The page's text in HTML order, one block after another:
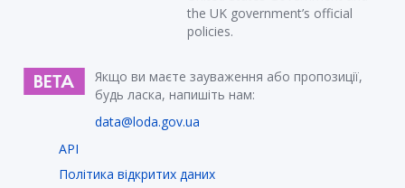
the UK government’s official
policies.
Якщо ви маєте зауваження або пропозиції,
будь ласка, напишіть нам:
data@loda.gov.ua
API
Політика відкритих даних